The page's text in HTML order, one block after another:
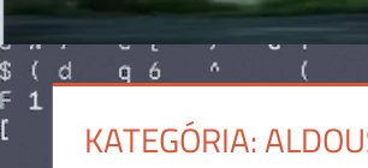
KATEGÓRIA: